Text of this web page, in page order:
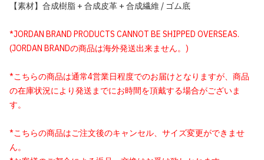
【素材】合成樹脂 + 合成皮革 + 合成繊維 / ゴム底
*JORDAN BRAND PRODUCTS CANNOT BE SHIPPED OVERSEAS.
(JORDAN BRANDの商品は海外発送出来ません。)
*こちらの商品は通常4営業日程度でのお届けとなりますが、商品
の在庫状況により発送までにお時間を頂戴する場合がございま
す。
*こちらの商品はご注文後のキャンセル、サイズ変更ができませ
ん。